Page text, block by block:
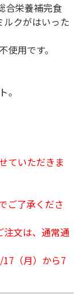
合栄養補完食
ルクがはいった
使用です。
。
ていただきま
ご了承くださ
注文は、通常通
（月）から7